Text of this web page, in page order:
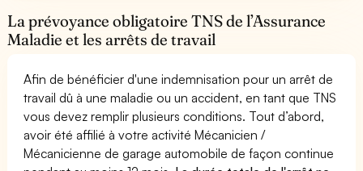
La prévoyance obligatoire TNS de l’Assurance
Maladie et les arrêts de travail
Afin de bénéficier d'une indemnisation pour un arrêt de
travail dû à une maladie ou un accident, en tant que TNS
vous devez remplir plusieurs conditions. Tout d’abord,
avoir été affilié à votre activité Mécanicien /
Mécanicienne de garage automobile de façon continue